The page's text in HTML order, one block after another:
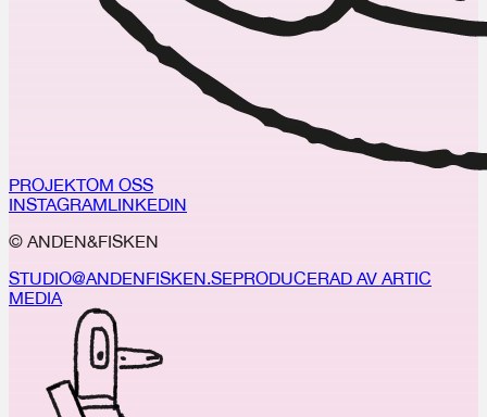
PROJEKTOM OSS
INSTAGRAMLINKEDIN
© ANDEN&FISKEN
STUDIO@ANDENFISKEN.SEPRODUCERAD AV ARTIC
MEDIA